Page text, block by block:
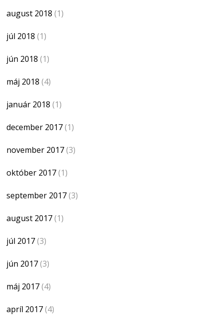
august 2018 (1)
júl 2018 (1)
jún 2018 (1)
máj 2018 (4)
január 2018 (1)
december 2017(1)
november 2017(3)
október 2017(1)
september 2017(3)
august 2017(1)
júl 2017(3)
jún 2017(3)
máj 2017(4)
apríl 2017(4)